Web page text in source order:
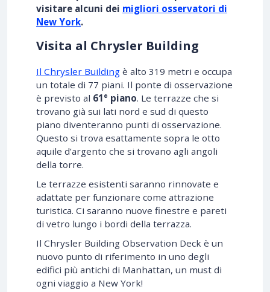
visitare alcuni dei migliori osservatori di
New York.
Visita al Chrysler Building
Il Chrysler Building è alto 319 metri e occupa
un totale di 77 piani. Il ponte di osservazione
è previsto al 61° piano. Le terrazze che si
trovano già sui lati nord e sud di questo
piano diventeranno punti di osservazione.
Questo si trova esattamente sopra le otto
aquile d’argento che si trovano agli angoli
della torre.
Le terrazze esistenti saranno rinnovate e
adattate per funzionare come attrazione
turistica. Ci saranno nuove finestre e pareti
di vetro lungo i bordi della terrazza.
Il Chrysler Building Observation Deck è un
nuovo punto di riferimento in uno degli
edifici più antichi di Manhattan, un must di
ogni viaggio a New York!